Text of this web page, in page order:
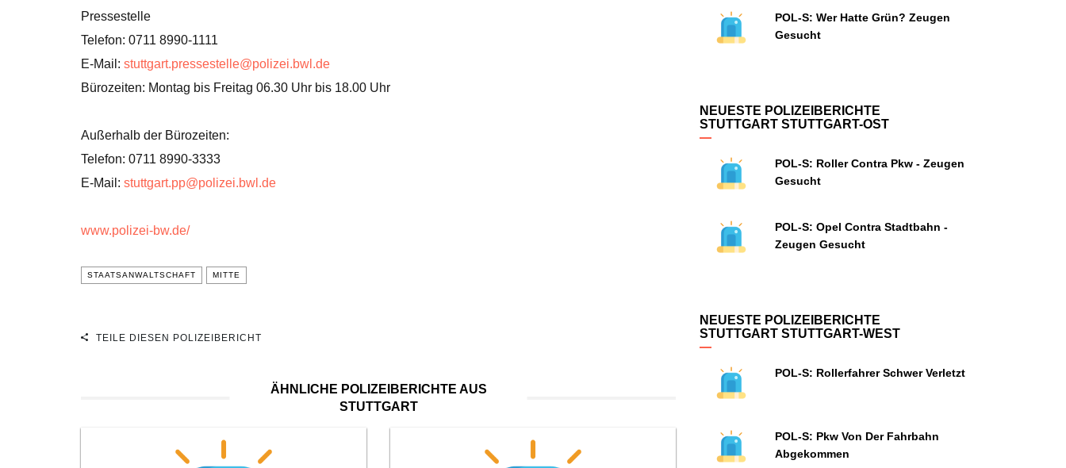
Pressestelle
Telefon: 0711 8990-1111
E-Mail: stuttgart.pressestelle@polizei.bwl.de
Bürozeiten: Montag bis Freitag 06.30 Uhr bis 18.00 Uhr
Außerhalb der Bürozeiten:
Telefon: 0711 8990-3333
E-Mail: stuttgart.pp@polizei.bwl.de
www.polizei-bw.de/
STAATSANWALTSCHAFT MITTE
TEILE DIESEN POLIZEIBERICHT
ÄHNLICHE POLIZEIBERICHTE AUS
STUTTGART
POL-S: Wer Hatte Grün? Zeugen
Gesucht
NEUESTE POLIZEIBERICHTE
STUTTGART STUTTGART-OST
POL-S: Roller Contra Pkw - Zeugen
Gesucht
POL-S: Opel Contra Stadtbahn -
Zeugen Gesucht
NEUESTE POLIZEIBERICHTE
STUTTGART STUTTGART-WEST
POL-S: Rollerfahrer Schwer Verletzt
POL-S: Pkw Von Der Fahrbahn
Abgekommen